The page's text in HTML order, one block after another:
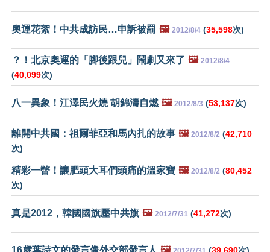
奧運花絮！中共成訪民…申訴被罰 🖼️ 2012/8/4 (35,598次)
？！北京奧運的「腳後跟兒」鬧劇又來了 🖼️ 2012/8/4
(40,099次)
八一異象！江澤民火燒 胡錦濤自燃 🖼️ 2012/8/3 (53,137次)
離開中共國：祖爾菲亞和馬內扎的故事 🖼️ 2012/8/2 (42,710
次)
精彩一瞥！讓肥頭大耳們頭痛的溫家寶 🖼️ 2012/8/2 (80,452
次)
真是2012，韓國國旗壓中共旗 🖼️ 2012/7/31 (41,272次)
16歲葉詩文的發言像外交部發言人 🖼️ (39,690次)